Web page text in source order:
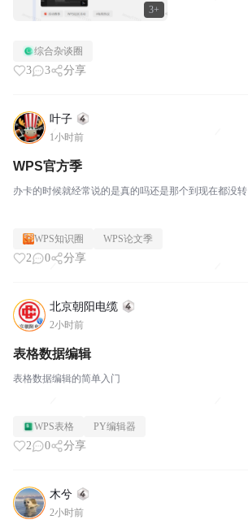
3+
综合杂谈圈
3 3 分享
叶子
1小时前
WPS官方季
办卡的时候就经常说的是真的吗还是那个到现在都没转
WPS知识圈 WPS论文季
2 0 分享
北京朝阳电缆
2小时前
表格数据编辑
表格数据编辑的简单入门
WPS表格 PY编辑器
2 0 分享
木兮
2小时前